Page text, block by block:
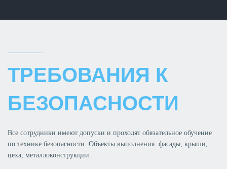
ТРЕБОВАНИЯ К
БЕЗОПАСНОСТИ
Все сотрудники имеют допуски и проходят обязательное обучение
по технике безопасности. Объекты выполнения: фасады, крыши,
цеха, металлоконструкции.